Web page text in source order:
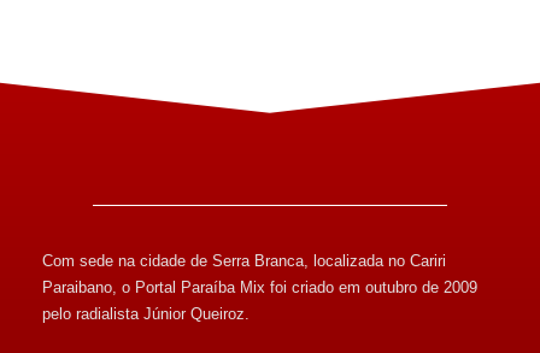
Com sede na cidade de Serra Branca, localizada no Cariri
Paraibano, o Portal Paraíba Mix foi criado em outubro de 2009
pelo radialista Júnior Queiroz.